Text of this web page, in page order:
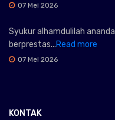
07 Mei 2026
Syukur alhamdulilah
berprestas...Read more
07 Mei 2026
KONTAK